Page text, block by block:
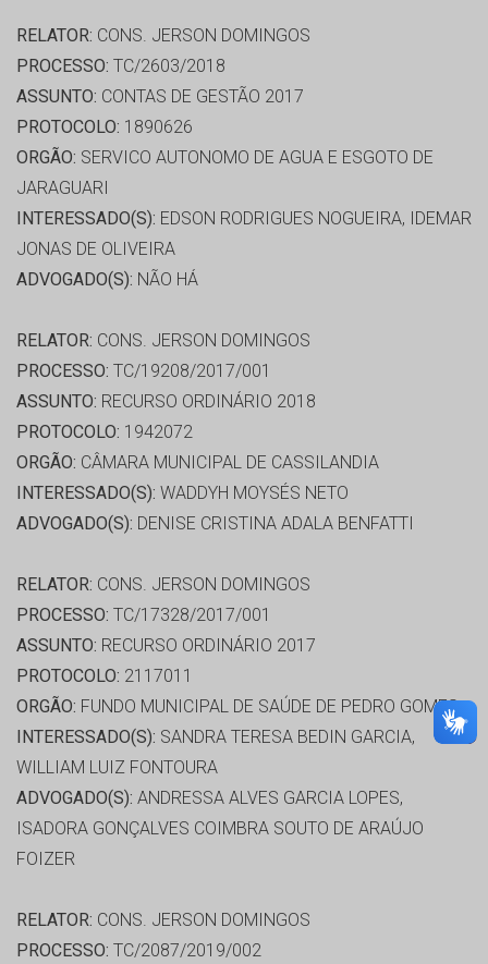
RELATOR: CONS. JERSON DOMINGOS
PROCESSO: TC/2603/2018
ASSUNTO: CONTAS DE GESTÃO 2017
PROTOCOLO: 1890626
ORGÃO: SERVICO AUTONOMO DE AGUA E ESGOTO DE
JARAGUARI
INTERESSADO(S): EDSON RODRIGUES NOGUEIRA, IDEMAR
JONAS DE OLIVEIRA
ADVOGADO(S): NÃO HÁ
RELATOR: CONS. JERSON DOMINGOS
PROCESSO: TC/19208/2017/001
ASSUNTO: RECURSO ORDINÁRIO 2018
PROTOCOLO: 1942072
ORGÃO: CÂMARA MUNICIPAL DE CASSILANDIA
INTERESSADO(S): WADDYH MOYSÉS NETO
ADVOGADO(S): DENISE CRISTINA ADALA BENFATTI
RELATOR: CONS. JERSON DOMINGOS
PROCESSO: TC/17328/2017/001
ASSUNTO: RECURSO ORDINÁRIO 2017
PROTOCOLO: 2117011
ORGÃO: FUNDO MUNICIPAL DE SAÚDE DE PEDRO GOMES
INTERESSADO(S): SANDRA TERESA BEDIN GARCIA,
WILLIAM LUIZ FONTOURA
ADVOGADO(S): ANDRESSA ALVES GARCIA LOPES,
ISADORA GONÇALVES COIMBRA SOUTO DE ARAÚJO
FOIZER
RELATOR: CONS. JERSON DOMINGOS
PROCESSO: TC/2087/2019/002